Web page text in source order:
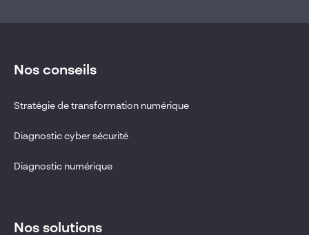
Nos conseils
Stratégie de transformation numérique
Diagnostic cyber sécurité
Diagnostic numérique
Nos solutions